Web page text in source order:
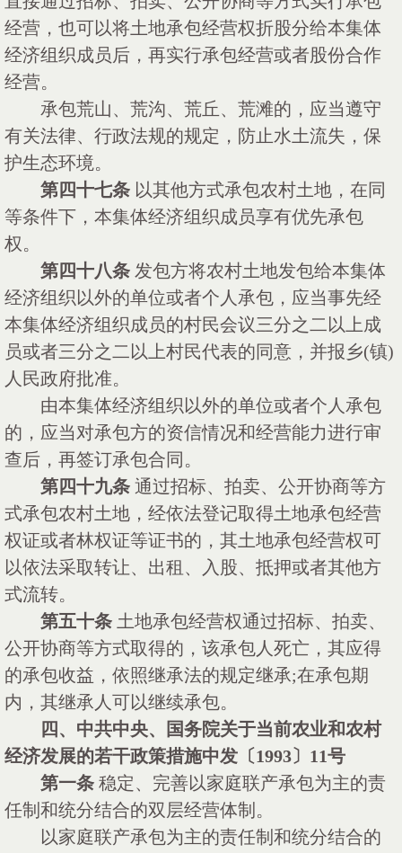
经营，也可以将土地承包经营权折股分给本集体
经济组织成员后，再实行承包经营或者股份合作
经营。
承包荒山、荒沟、荒丘、荒滩的，应当遵守
有关法律、行政法规的规定，防止水土流失，保
护生态环境。
第四十七条 以其他方式承包农村土地，在同
等条件下，本集体经济组织成员享有优先承包
权。
第四十八条 发包方将农村土地发包给本集体
经济组织以外的单位或者个人承包，应当事先经
本集体经济组织成员的村民会议三分之二以上成
员或者三分之二以上村民代表的同意，并报乡(镇)
人民政府批准。
由本集体经济组织以外的单位或者个人承包
的，应当对承包方的资信情况和经营能力进行审
查后，再签订承包合同。
第四十九条 通过招标、拍卖、公开协商等方
式承包农村土地，经依法登记取得土地承包经营
权证或者林权证等证书的，其土地承包经营权可
以依法采取转让、出租、入股、抵押或者其他方
式流转。
第五十条 土地承包经营权通过招标、拍卖、
公开协商等方式取得的，该承包人死亡，其应得
的承包收益，依照继承法的规定继承;在承包期
内，其继承人可以继续承包。
四、中共中央、国务院关于当前农业和农村
经济发展的若干政策措施中发〔1993〕 11号
第一条 稳定、完善以家庭联产承包为主的责
任制和统分结合的双层经营体制。
以家庭联产承包为主的责任制和统分结合的